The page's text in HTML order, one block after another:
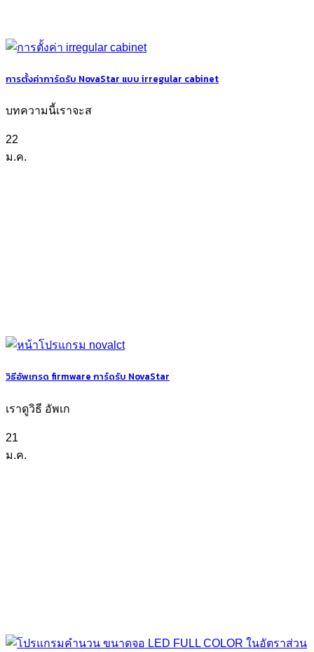
การตั้งค่าการ์ดรับ NovaStar แบบ irregular cabinet
บทความนี้เราจะส
22
ม.ค.
วิธีอัพเกรด firmware การ์ดรับ NovaStar
เราดูวิธี อัพเก
21
ม.ค.